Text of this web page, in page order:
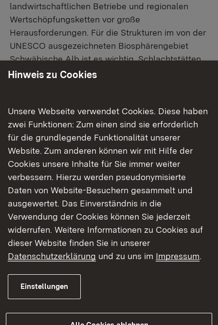
landwirtschaftlichen Betriebe und regionalen
Wertschöpfungsketten vor große
Herausforderungen. Für die Strukturen im von der
UNESCO ausgezeichneten Biosphärengebiet
Schwäbische Alb ist es wichtig, Schlachtstätten
für landwirtschaftliche Betriebe und Metzgereien
auseinanderzusetzen.
Die Gemeinde Westerheim möchte das
gemeindeeigene Schlachthaus in ein
Pachtverhältnis mit regionalen Nutzern bringen
und hat dazu eine Übergangsfrist bis Ende 2024
eingerichtet.
Im Juli 2023 wurde durch die Geschäftsstelle
Biosphärengebiet Schwäbische Alb in
Zusammenarbeit mit den regionalen Akteuren ein
im Biosphärengebiet am Beispiel des
Hinweis zu Cookies
Unsere Webseite verwendet Cookies. Diese haben
zwei Funktionen: Zum einen sind sie erforderlich
für die grundlegende Funktionalität unserer
Website. Zum anderen können wir mit Hilfe der
Cookies unsere Inhalte für Sie immer weiter
verbessern. Hierzu werden pseudonymisierte
Daten von Website-Besuchern gesammelt und
ausgewertet. Das Einverständnis in die
Verwendung der Cookies können Sie jederzeit
widerrufen. Weitere Informationen zu Cookies auf
dieser Website finden Sie in unserer
Datenschutzerklärung und zu uns im Impressum.
Einstellungen